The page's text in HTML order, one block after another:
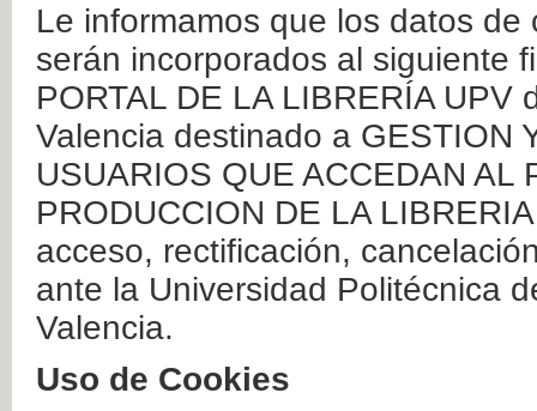
Le informamos que los datos
serán incorporados al siguiente
PORTAL DE LA LIBRERÍA
Valencia destinado a GESTION
USUARIOS QUE ACCEDAN AL
PRODUCCION DE LA
acceso, rectificación,
ante la Universidad Politécnica
Valencia.
Uso de Cookies